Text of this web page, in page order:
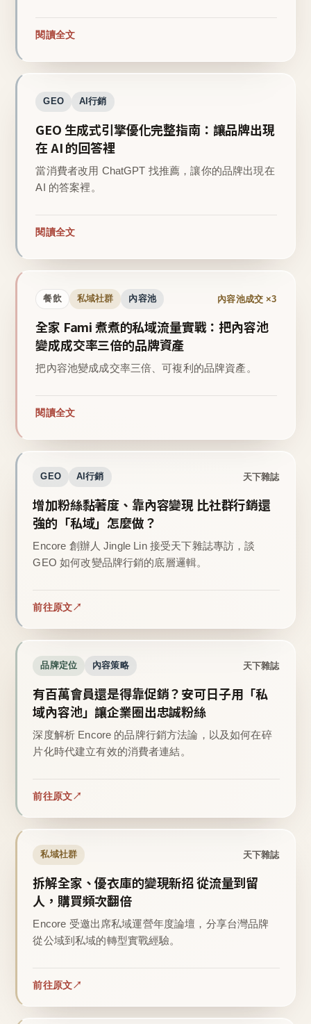
閱讀全文
GEO AI行銷
GEO 生成式引擎優化完整指南：讓品牌出現
在 AI 的回答裡
當消費者改用 ChatGPT 找推薦，讓你的品牌出現在
AI 的答案裡。
閱讀全文
餐飲 私域社群 內容池 內容池成交 ×3
全家 Fami 煮煮的私域流量實戰：把內容池
變成成交率三倍的品牌資產
把內容池變成成交率三倍、可複利的品牌資產。
閱讀全文
GEO AI行銷 天下雜誌
增加粉絲黏著度、靠內容變現 比社群行銷還
強的「私域」怎麼做？
Encore 創辦人 Jingle Lin 接受天下雜誌專訪，談
GEO 如何改變品牌行銷的底層邏輯。
前往原文
品牌定位 內容策略 天下雜誌
有百萬會員還是得靠促銷？安可日子用「私
域內容池」讓企業圈出忠誠粉絲
深度解析 Encore 的品牌行銷方法論，以及如何在碎
片化時代建立有效的消費者連結。
前往原文
私域社群 天下雜誌
拆解全家、優衣庫的變現新招 從流量到留
人，購買頻次翻倍
Encore 受邀出席私域運營年度論壇，分享台灣品牌
從公域到私域的轉型實戰經驗。
前往原文